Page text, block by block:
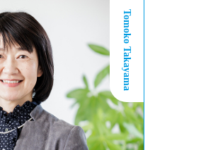
Tomoko Takayama